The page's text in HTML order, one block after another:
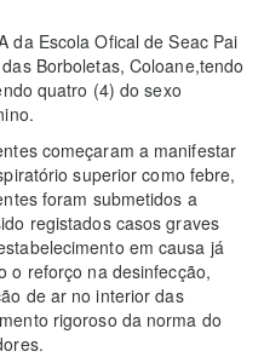
da Escola Ofical de Seac Pai
Borboletas, Coloane,tendo
quatro (4) do sexo
começaram a manifestar
superior como febre,
foram submetidos a
registados casos graves
em causa já
o reforço na desinfecção,
de ar no interior das
rigoroso da norma do